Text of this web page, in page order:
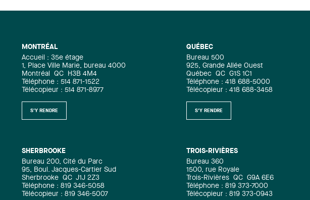
MONTRÉAL
Accueil : 35e étage
1, Place Ville Marie, bureau 4000
Montréal
QC
H3B 4M4
Téléphone : 514 871-1522
Télécopieur : 514 871-8977
S'Y RENDRE
QUÉBEC
Bureau 500
925, Grande Allée Ouest
Québec QC G1S 1C1
Téléphone : 418 688-5000
Télécopieur : 418 688-3458
S'Y RENDRE
SHERBROOKE
Bureau 200, Cité du Parc
95, Boul. Jacques-Cartier Sud
Sherbrooke QC J1J 2Z3
Téléphone : 819 346-5058
Télécopieur : 819 346-5007
TROIS-RIVIÈRES
Bureau 360
1500, rue Royale
Trois-Rivières QC G9A 6E6
Téléphone : 819 373-7000
Télécopieur : 819 373-0943